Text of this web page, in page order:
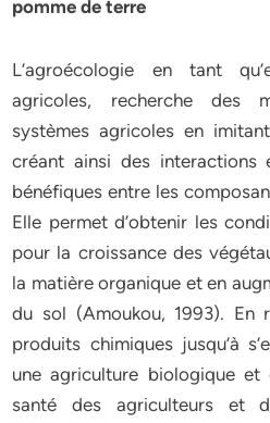
pomme de terre
L’agroécologie en tant
agricoles, recherche des
systèmes agricoles en
créant ainsi des interactions
bénéfiques entre les
Elle permet d’obtenir les
pour la croissance des
la matière organique et en
du sol (Amoukou, 1993). En
produits chimiques jusqu’à
une agriculture biologique
santé des agriculteurs et